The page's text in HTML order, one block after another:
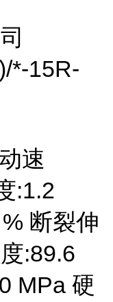
*-15R-
速
:1.2
断裂伸
:89.6
MPa 硬